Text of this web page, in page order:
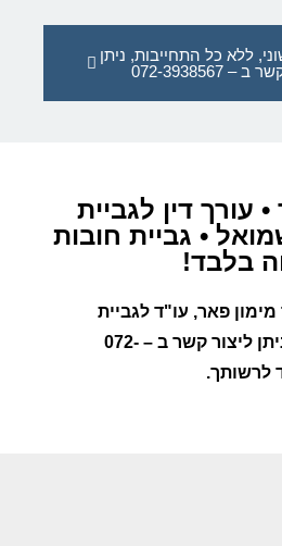
ללא כל התחייבות, ניתן
3938567
עורך דין לגביית
• גביית חובות
בלבד!
מימון פאר, עו"ד לגביית
ליצור קשר ב – 072-
לרשותך.